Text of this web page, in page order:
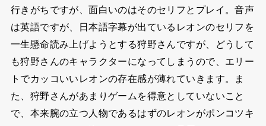
行きがちですが、面白いのはそのセリフとプレイ。音声
は英語ですが、日本語字幕が出ているレオンのセリフを
一生懸命読み上げようとする狩野さんですが、どうして
も狩野さんのキャラクターになってしまうので、エリー
トでカッコいいレオンの存在感が薄れていきます。ま
た、狩野さんがあまりゲームを得意としていないこと
で、本来腕の立つ人物であるはずのレオンがポンコツキ